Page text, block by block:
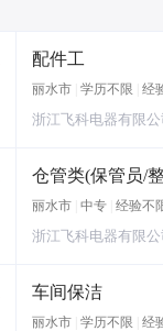
配件工
丽水市 学历不限 经
浙江飞科电器有限
丽水市 中专 经验不
浙江飞科电器有限
车间保洁
丽水市 学历不限 经